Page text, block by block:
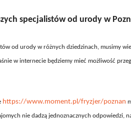
specjalistów od urody w
od urody w różnych dziedzinach, musimy
w internecie będziemy mieć możliwość
https://www.moment.pl/fryzjer/poznan
nie dadzą jednoznacznych odpowiedzi,